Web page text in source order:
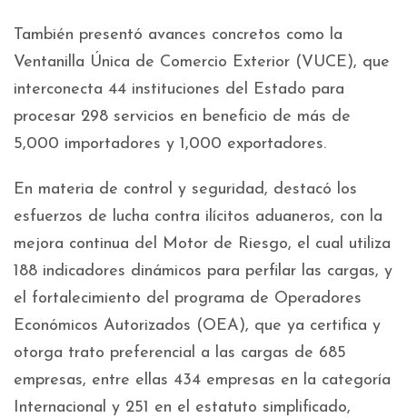
También presentó avances concretos como la
Ventanilla Única de Comercio Exterior (VUCE), que
interconecta 44 instituciones del Estado para
procesar 298 servicios en beneficio de más de
5,000 importadores y 1,000 exportadores.
En materia de control y seguridad, destacó los
esfuerzos de lucha contra ilícitos aduaneros, con la
mejora continua del Motor de Riesgo, el cual utiliza
188 indicadores dinámicos para perfilar las cargas, y
el fortalecimiento del programa de Operadores
Económicos Autorizados (OEA), que ya certifica y
otorga trato preferencial a las cargas de 685
empresas, entre ellas 434 empresas en la categoría
Internacional y 251 en el estatuto simplificado,